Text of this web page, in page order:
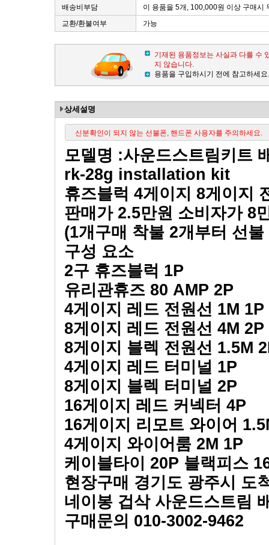
배송비부담
이 용품을 5개, 100,000원 이상 구매시
교환/환불여부
가능
기재된 용품정보는 사실과 다를 수
지 않습니다.
용품을 구입하시기 전에 참고하세
상세설명
신분확인이 되지 않는 선불폰, 핸드폰 사용자를 주의하세요.
모델명 :사운드스트림키트
rk-28g installation kit
휴즈블럭4게이지8게이지
판매가 2.5만원 소비자가8
(1개구매 착불 2개부터 선불
구성 요소
2구 휴즈블럭 1P
유리관휴즈80 AMP 2P
4게이지 레드 전원선 1M 1P
8게이지 레드 전원선4M 2P
8게이지 블렉 전원선 1.5M
4게이지 레드 터미널 1P
8게이지 블렉 터미널 2P
16게이지 레드 커넥터4P
16게이지 리모트 와이어
4게이지 와이어룸 2M 1P
케이블타이 20P 블랙피스
현장구매 경기도 광주시 도
네이봉 겁삭 사운드스트림
구매문의 010-3002-9462